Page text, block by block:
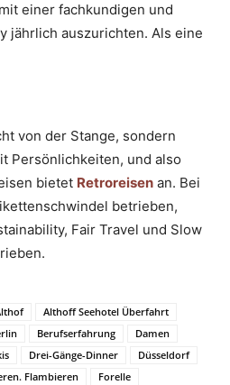
einer fachkundigen und
jährlich auszurichten. Als eine
von der Stange, sondern
Persönlichkeiten, und also
bietet Retroreisen an. Bei
betrieben,
Fair Travel und Slow
Althoff Seehotel Überfahrt
Berufserfahrung
Damen
Drei-Gänge-Dinner
Düsseldorf
Flambieren
Forelle